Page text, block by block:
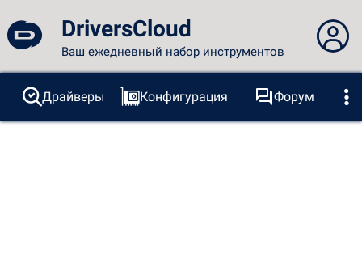
DriversCloud
Ваш ежедневный набор инструментов
Вы не вошли в систему...
Вход на сайт
Драйверы Конфигурация
Форум
Зонды
BSOD Инструменты